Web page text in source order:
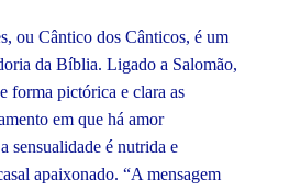
ou Cântico dos Cânticos, é um
da Bíblia. Ligado a Salomão,
forma pictórica e clara as
em que há amor
sensualidade é nutrida e
apaixonado. “A mensagem